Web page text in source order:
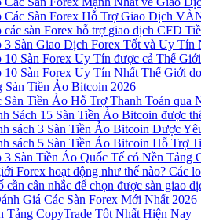
Các Sàn Forex Hỗ Trợ Giao Dịch
các sàn Forex hỗ trợ giao dịch CFD
3 Sàn Giao Dịch Forex Tốt và Uy Tín
10 Sàn Forex Uy Tín được cả Thế
10 Sàn Forex Uy Tín Nhất Thế Giới
Sàn Tiền Ảo Bitcoin 2026
Sàn Tiền Ảo Hỗ Trợ Thanh Toán qua
Sách 15 Sàn Tiền Ảo Bitcoin được
sách 3 Sàn Tiền Ảo Bitcoin Được
sách 5 Sàn Tiền Ảo Bitcoin Hỗ Trợ
3 Sàn Tiền Ảo Quốc Tế có Nền Tảng
Forex hoạt động như thế nào? Các
cần cân nhắc để chọn được sàn giao
Giá Các Sàn Forex Mới Nhất 2026
Tảng CopyTrade Tốt Nhất Hiện Nay